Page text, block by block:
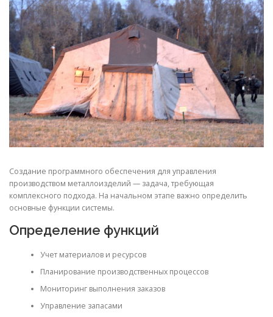
СТАТЬИ
Создание программного обеспечения для управления
производством металлоизделий — задача, требующая
комплексного подхода. На начальном этапе важно определить
основные функции системы.
Определение функций
Учет материалов и ресурсов
Планирование производственных процессов
Мониторинг выполнения заказов
Управление запасами